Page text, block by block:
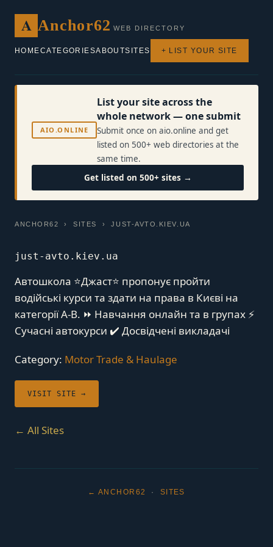
A Anchor62 WEB DIRECTORY
HOMECATEGORIESABOUTSITES + LIST YOUR SITE
AIO.ONLINE
List your site across the
whole network — one submit
Submit once on aio.online and get
listed on 500+ web directories at the
same time.
Get listed on 500+ sites →
ANCHOR62 ›SITES › JUST-AVTO.KIEV.UA
just-avto.kiev.ua
Автошкола ⭐Джаст⭐ пропонує пройти
водійські курси та здати на права в Києві на
категорії A-B. ⏩ Навчання онлайн та в групах ⚡
Сучасні автокурси ✔️ Досвідчені викладачі
Category: Motor Trade & Haulage
VISIT SITE →
← All Sites
← ANCHOR62 · SITES